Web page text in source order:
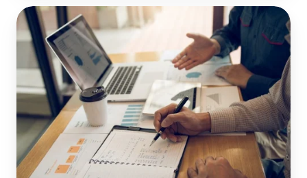
Indicateurs
de
performance
des
commerces
de
bouche
-
Décryptage